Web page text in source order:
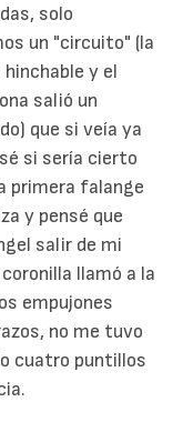
solo
un "circuito" (la
y el
salió un
que si veía ya
si sería cierto
primera falange
y pensé que
salir de mi
llamó a la
empujones
no me tuvo
cuatro puntillos